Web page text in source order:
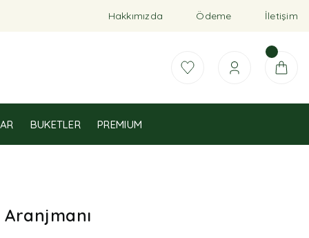
Hakkımızda Ödeme İletişim
BUKETLER PREMIUM